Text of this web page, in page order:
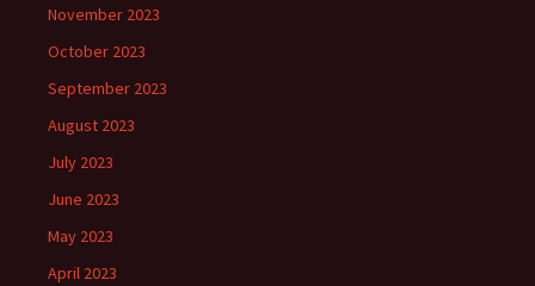
November 2023
October 2023
September 2023
August 2023
July 2023
June 2023
May 2023
April 2023